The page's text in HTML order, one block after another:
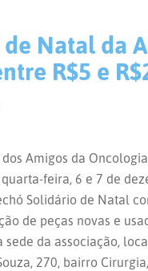
Natal da
R$5 e
Amigos da
feira, 6 e 7 de
Solidário de Natal
de peças novas e
sede da associação,
270, bairro